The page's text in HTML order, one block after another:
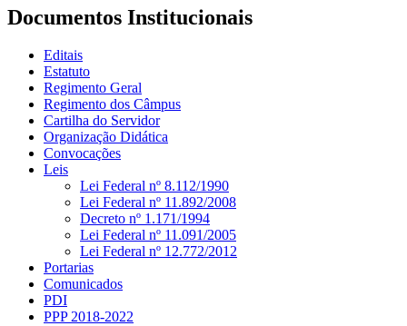
Documentos Institucionais
Editais
Estatuto
Regimento Geral
Regimento dos Câmpus
Cartilha do Servidor
Organização Didática
Convocações
Leis
Lei Federal nº 8.112/1990
Lei Federal nº 11.892/2008
Decreto nº 1.171/1994
Lei Federal nº 11.091/2005
Lei Federal nº 12.772/2012
Portarias
Comunicados
PDI
PPP 2018-2022